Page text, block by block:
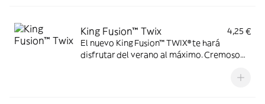
King Fusion™ Twix
4,25 €
El nuevo King Fusion™ TWIX® te hará
disfrutar del verano al máximo. Cremoso